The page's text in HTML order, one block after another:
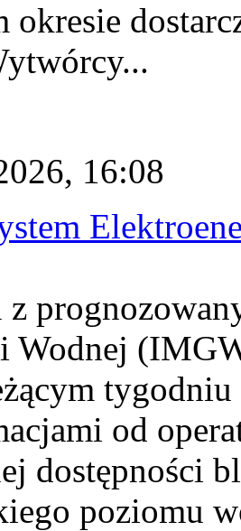
okresie
16:08
z
Wodnej
tygodniu
od
dostępności
poziomu